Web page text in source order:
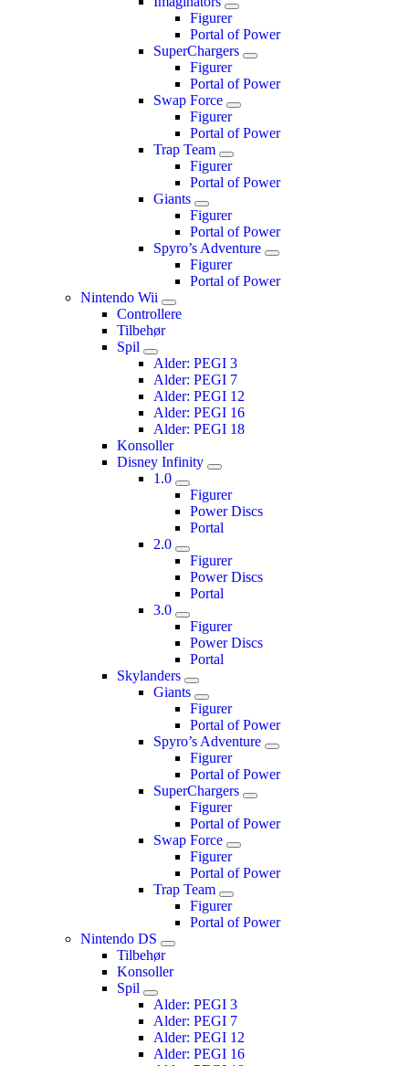
Figurer
Portal of Power
SuperChargers
Figurer
Portal of Power
Swap Force
Figurer
Portal of Power
Trap Team
Figurer
Portal of Power
Giants
Figurer
Portal of Power
Spyro’s Adventure
Figurer
Portal of Power
Nintendo Wii
Controllere
Tilbehør
Spil
Alder: PEGI 3
Alder: PEGI 7
Alder: PEGI 12
Alder: PEGI 16
Alder: PEGI 18
Konsoller
Disney Infinity
1.0
Figurer
Power Discs
Portal
2.0
Figurer
Power Discs
Portal
3.0
Figurer
Power Discs
Portal
Skylanders
Giants
Figurer
Portal of Power
Spyro’s Adventure
Figurer
Portal of Power
SuperChargers
Figurer
Portal of Power
Swap Force
Figurer
Portal of Power
Trap Team
Figurer
Portal of Power
Nintendo DS
Tilbehør
Konsoller
Spil
Alder: PEGI 3
Alder: PEGI 7
Alder: PEGI 12
Alder: PEGI 16